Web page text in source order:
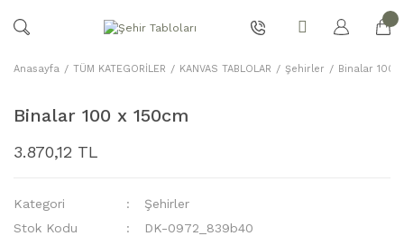
Anasayfa TÜM KATEGORİLER KANVAS TABLOLAR Şehirler Binalar 100
Binalar 100 x 150cm
3.870,12 TL
Kategori
Şehirler
Stok Kodu
DK-0972_839b40